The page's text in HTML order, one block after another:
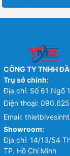
CÔNG TY TNHH
Trụ sở chính:
Địa chỉ: Số 61 Ngõ
Điện thoại:
Email:
Showroom:
Địa chỉ: 14/13/54
TP. Hồ Chí Minh